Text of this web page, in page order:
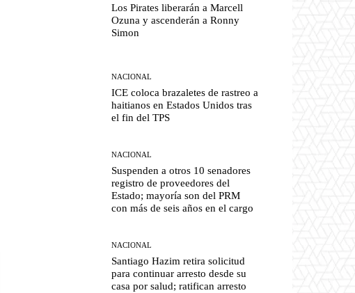
Los Pirates liberarán a Marcell
Ozuna y ascenderán a Ronny
Simon
NACIONAL
ICE coloca brazaletes de rastreo a
haitianos en Estados Unidos tras
el fin del TPS
NACIONAL
Suspenden a otros 10 senadores
registro de proveedores del
Estado; mayoría son del PRM
con más de seis años en el cargo
NACIONAL
Santiago Hazim retira solicitud
para continuar arresto desde su
casa por salud; ratifican arresto